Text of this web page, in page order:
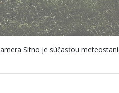
Sitno je súčasťou